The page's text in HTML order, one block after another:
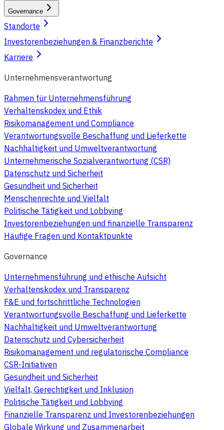
Governance
Standorte
Investorenbeziehungen & Finanzberichte
Karriere
Unternehmensverantwortung
Rahmen für Unternehmensführung
Verhaltenskodex und Ethik
Risikomanagement und Compliance
Verantwortungsvolle Beschaffung und Lieferkette
Nachhaltigkeit und Umweltverantwortung
Unternehmerische Sozialverantwortung (CSR)
Datenschutz und Sicherheit
Gesundheit und Sicherheit
Menschenrechte und Vielfalt
Politische Tätigkeit und Lobbying
Investorenbeziehungen und finanzielle Transparenz
Häufige Fragen und Kontaktpunkte
Governance
Unternehmensführung und ethische Aufsicht
Verhaltenskodex und Transparenz
F&E und fortschrittliche Technologien
Verantwortungsvolle Beschaffung und Lieferkette
Nachhaltigkeit und Umweltverantwortung
Datenschutz und Cybersicherheit
Risikomanagement und regulatorische Compliance
CSR-Initiativen
Gesundheit und Sicherheit
Vielfalt, Gerechtigkeit und Inklusion
Politische Tätigkeit und Lobbying
Finanzielle Transparenz und Investorenbeziehungen
Globale Wirkung und Zusammenarbeit